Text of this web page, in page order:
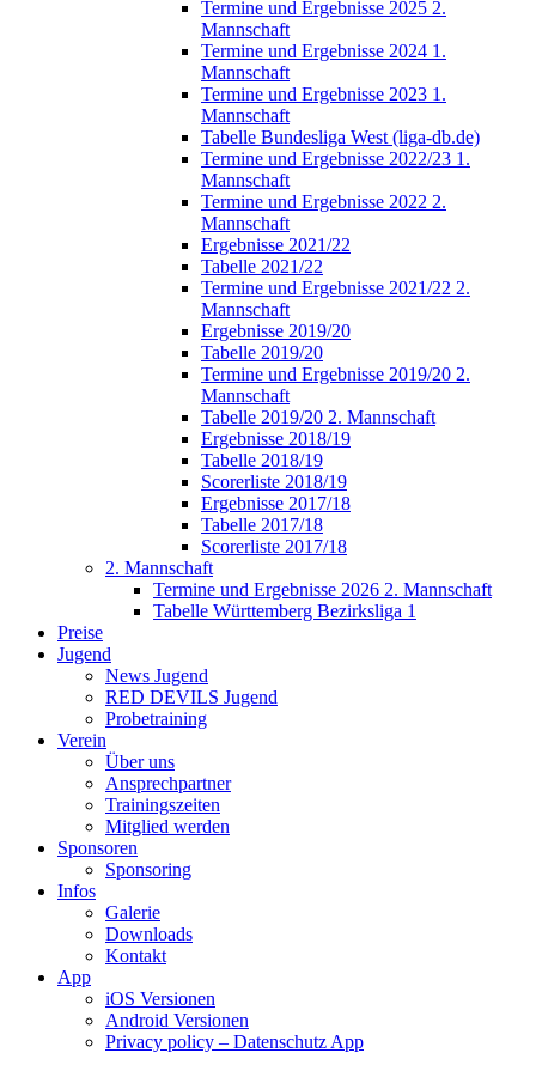
Termine und Ergebnisse 2025 2.
Mannschaft
Termine und Ergebnisse 2024 1.
Mannschaft
Termine und Ergebnisse 2023 1.
Mannschaft
Tabelle Bundesliga West (liga-db.de)
Termine und Ergebnisse 2022/23 1.
Mannschaft
Termine und Ergebnisse 2022 2.
Mannschaft
Ergebnisse 2021/22
Tabelle 2021/22
Termine und Ergebnisse 2021/22 2.
Mannschaft
Ergebnisse 2019/20
Tabelle 2019/20
Termine und Ergebnisse 2019/20 2.
Mannschaft
Tabelle 2019/20 2. Mannschaft
Ergebnisse 2018/19
Tabelle 2018/19
Scorerliste 2018/19
Ergebnisse 2017/18
Tabelle 2017/18
Scorerliste 2017/18
2. Mannschaft
Termine und Ergebnisse 2026 2. Mannschaft
Tabelle Württemberg Bezirksliga 1
Preise
Jugend
News Jugend
RED DEVILS Jugend
Probetraining
Verein
Über uns
Ansprechpartner
Trainingszeiten
Mitglied werden
Sponsoren
Sponsoring
Infos
Galerie
Downloads
Kontakt
App
iOS Versionen
Android Versionen
Privacy policy – Datenschutz App